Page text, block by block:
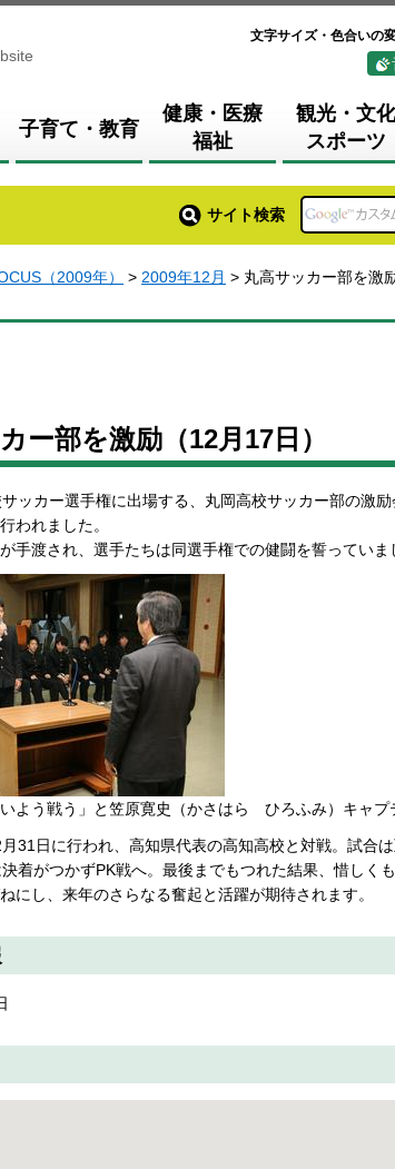
文字サイズ・色合いの
子育て・教育
健康・医療
福祉
観光・文化
スポーツ
サイト検索
（2009年） > 2009年12月 > 丸高サッカー部を激
ー部を激励（12月17日）
ッカー選手権に出場する、丸岡高校サッカー部の激
われました。
手渡され、選手たちは同選手権での健闘を誓っていま
いよう戦う」と笠原寛史（かさはら ひろふみ）キャプ
31日に行われ、高知県代表の高知高校と対戦。試合
着がつかずPK戦へ。最後までもつれた結果、惜しく
にし、来年のさらなる奮起と活躍が期待されます。